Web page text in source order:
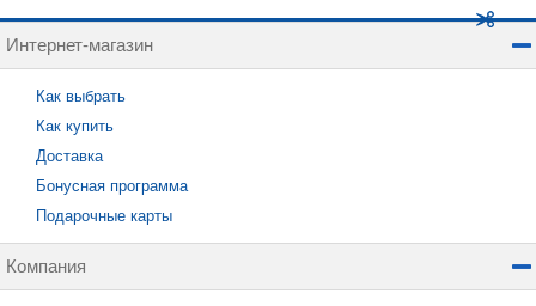
Интернет-магазин
Как выбрать
Как купить
Доставка
Бонусная программа
Подарочные карты
Компания